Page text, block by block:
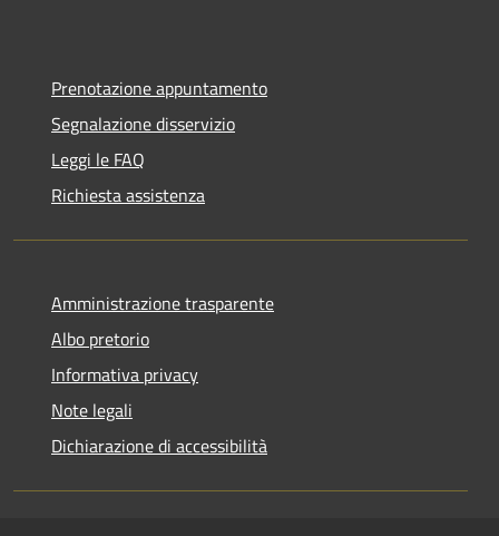
Prenotazione appuntamento
Segnalazione disservizio
Leggi le FAQ
Richiesta assistenza
Amministrazione trasparente
Albo pretorio
Informativa privacy
Note legali
Dichiarazione di accessibilità